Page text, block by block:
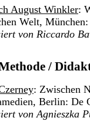
August Winkler:
Welt,
von Riccardo
/
: Zwischen
Berlin: De
von Agnieszka